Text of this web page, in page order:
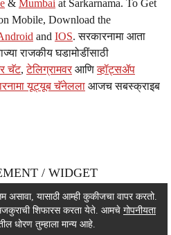
& Mumbai at Sarkarnama. To Get
Mobile, Download the
and IOS. सरकारनामा आता
राजकीय घडामोडींसाठी
चॅट,टेलिग्रामवर आणिव्हॉट्सॲप
यूट्यूब चॅनेलला आजच सबस्क्राइब
/ WIDGET
/ WIDGET
/ WIDGET
असावा, यासाठी आम्ही कुकीजचा वापर करतो.
शिफारस करता येते. आमचे गोपनीयता
धोरण तुम्हाला मान्य आहे.